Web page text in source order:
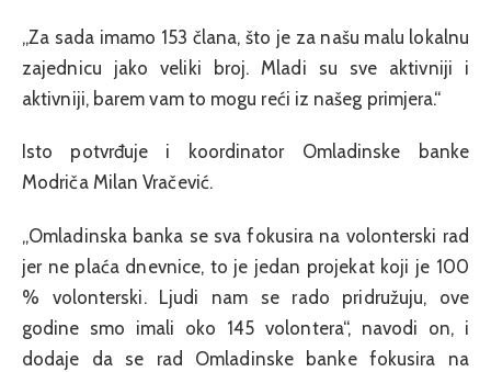
„Za sada imamo 153 člana, što je za našu malu lokalnu
zajednicu jako veliki broj. Mladi su sve aktivniji i
aktivniji, barem vam to mogu reći iz našeg primjera.“
Isto potvrđuje i koordinator Omladinske banke
Modriča Milan Vračević.
„Omladinska banka se sva fokusira na volonterski rad
jer ne plaća dnevnice, to je jedan projekat koji je 100
% volonterski. Ljudi nam se rado pridružuju, ove
godine smo imali oko 145 volontera“, navodi on, i
dodaje da se rad Omladinske banke fokusira na